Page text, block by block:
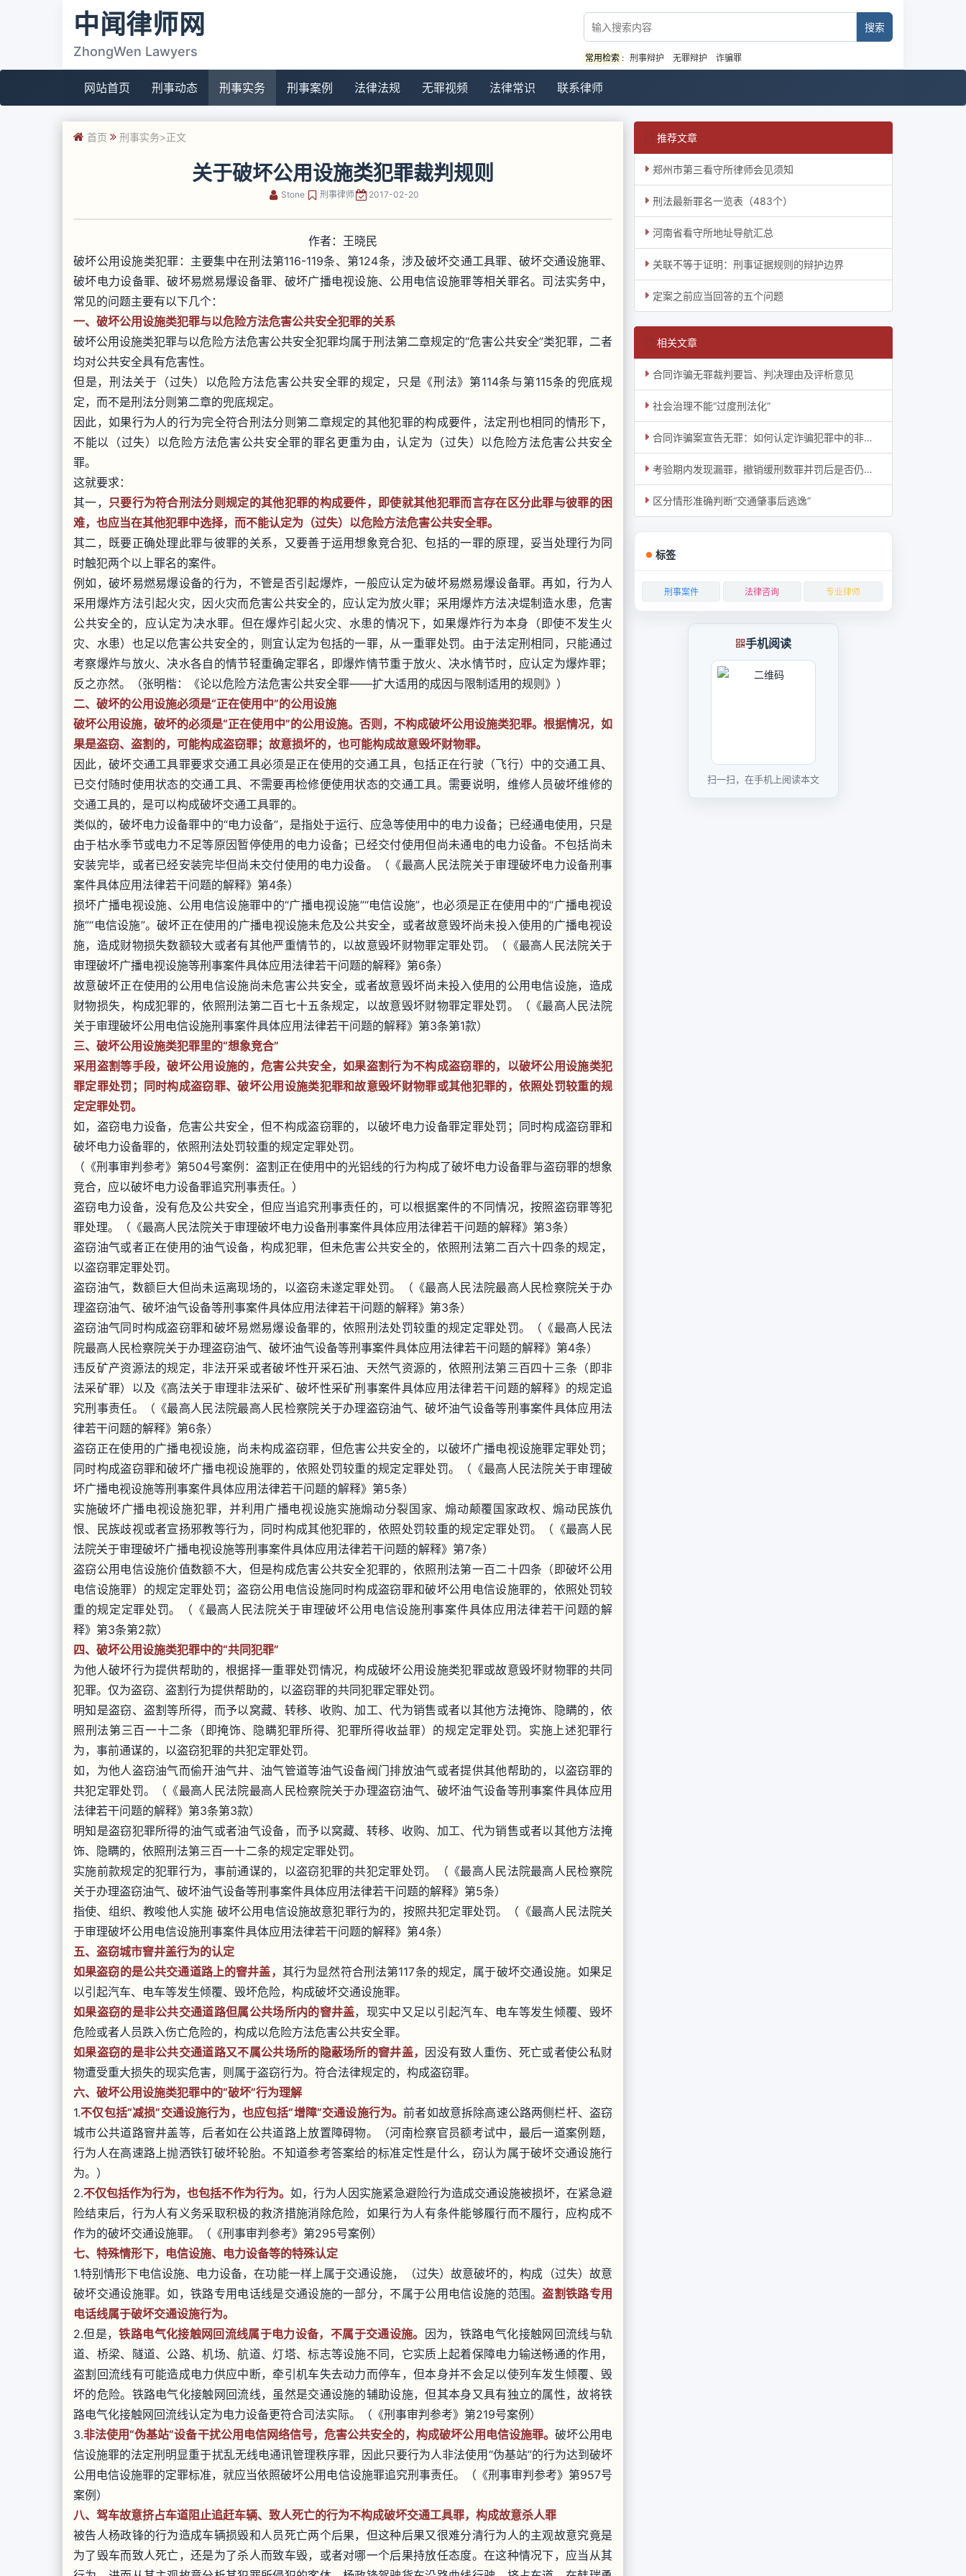
中闻律师网
ZhongWen Lawyers 常用检索 : 刑事辩护 无罪辩护 诈骗罪
网站首页 刑事动态 刑事实务 刑事案例 法律法规 无罪视频 法律常识 联系律师
首页 刑事实务>正文
关于破坏公用设施类犯罪裁判规则
Stone 刑事律师 2017-02-20
作者：王晓民
破坏公用设施类犯罪：主要集中在刑法第116-119条、第124条，涉及破坏交通工具罪、破坏交通设施罪、
破坏电力设备罪、破坏易燃易爆设备罪、破坏广播电视设施、公用电信设施罪等相关罪名。司法实务中，
常见的问题主要有以下几个：
一、破坏公用设施类犯罪与以危险方法危害公共安全犯罪的关系
破坏公用设施类犯罪与以危险方法危害公共安全犯罪均属于刑法第二章规定的“危害公共安全”类犯罪，二者
均对公共安全具有危害性。
但是，刑法关于（过失）以危险方法危害公共安全罪的规定，只是《刑法》第114条与第115条的兜底规
定，而不是刑法分则第二章的兜底规定。
因此，如果行为人的行为完全符合刑法分则第二章规定的其他犯罪的构成要件，法定刑也相同的情形下，
不能以（过失）以危险方法危害公共安全罪的罪名更重为由，认定为（过失）以危险方法危害公共安全
罪。
这就要求：
其一， 只要行为符合刑法分则规定的其他犯罪的构成要件，即使就其他犯罪而言存在区分此罪与彼罪的困
难，也应当在其他犯罪中选择，而不能认定为（过失）以危险方法危害公共安全罪。
其二，既要正确处理此罪与彼罪的关系，又要善于运用想象竞合犯、包括的一罪的原理，妥当处理行为同
时触犯两个以上罪名的案件。
例如，破坏易燃易爆设备的行为，不管是否引起爆炸，一般应认定为破坏易燃易爆设备罪。再如，行为人
采用爆炸方法引起火灾，因火灾而危害公共安全的，应认定为放火罪；采用爆炸方法决堤制造水患，危害
公共安全的，应认定为决水罪。但在爆炸引起火灾、水患的情况下，如果爆炸行为本身（即使不发生火
灾、水患）也足以危害公共安全的，则宜认定为包括的一罪，从一重罪处罚。由于法定刑相同，只能通过
考察爆炸与放火、决水各自的情节轻重确定罪名，即爆炸情节重于放火、决水情节时，应认定为爆炸罪；
反之亦然。（张明楷：《论以危险方法危害公共安全罪——扩大适用的成因与限制适用的规则》）
二、破坏的公用设施必须是“正在使用中”的公用设施
破坏公用设施，破坏的必须是“正在使用中”的公用设施。否则，不构成破坏公用设施类犯罪。根据情况，如
果是盗窃、盗割的，可能构成盗窃罪；故意损坏的，也可能构成故意毁坏财物罪。
因此，破坏交通工具罪要求交通工具必须是正在使用的交通工具，包括正在行驶（飞行）中的交通工具、
已交付随时使用状态的交通工具、不需要再检修便使用状态的交通工具。需要说明，维修人员破坏维修的
交通工具的，是可以构成破坏交通工具罪的。
类似的，破坏电力设备罪中的“电力设备”，是指处于运行、应急等使用中的电力设备；已经通电使用，只是
由于枯水季节或电力不足等原因暂停使用的电力设备；已经交付使用但尚未通电的电力设备。不包括尚未
安装完毕，或者已经安装完毕但尚未交付使用的电力设备。（《最高人民法院关于审理破坏电力设备刑事
案件具体应用法律若干问题的解释》第4条）
损坏广播电视设施、公用电信设施罪中的“广播电视设施”“电信设施”，也必须是正在使用中的“广播电视设
施”“电信设施”。破坏正在使用的广播电视设施未危及公共安全，或者故意毁坏尚未投入使用的广播电视设
施，造成财物损失数额较大或者有其他严重情节的，以故意毁坏财物罪定罪处罚。（《最高人民法院关于
审理破坏广播电视设施等刑事案件具体应用法律若干问题的解释》第6条）
故意破坏正在使用的公用电信设施尚未危害公共安全，或者故意毁坏尚未投入使用的公用电信设施，造成
财物损失，构成犯罪的，依照刑法第二百七十五条规定，以故意毁坏财物罪定罪处罚。（《最高人民法院
关于审理破坏公用电信设施刑事案件具体应用法律若干问题的解释》第3条第1款）
三、破坏公用设施类犯罪里的“想象竞合”
采用盗割等手段，破坏公用设施的，危害公共安全，如果盗割行为不构成盗窃罪的，以破坏公用设施类犯
罪定罪处罚；同时构成盗窃罪、破坏公用设施类犯罪和故意毁坏财物罪或其他犯罪的，依照处罚较重的规
定定罪处罚。
如，盗窃电力设备，危害公共安全，但不构成盗窃罪的，以破坏电力设备罪定罪处罚；同时构成盗窃罪和
破坏电力设备罪的，依照刑法处罚较重的规定定罪处罚。
（《刑事审判参考》第504号案例：盗割正在使用中的光铝线的行为构成了破坏电力设备罪与盗窃罪的想象
竞合，应以破坏电力设备罪追究刑事责任。）
盗窃电力设备，没有危及公共安全，但应当追究刑事责任的，可以根据案件的不同情况，按照盗窃罪等犯
罪处理。（《最高人民法院关于审理破坏电力设备刑事案件具体应用法律若干问题的解释》第3条）
盗窃油气或者正在使用的油气设备，构成犯罪，但未危害公共安全的，依照刑法第二百六十四条的规定，
以盗窃罪定罪处罚。
盗窃油气，数额巨大但尚未运离现场的，以盗窃未遂定罪处罚。（《最高人民法院最高人民检察院关于办
理盗窃油气、破坏油气设备等刑事案件具体应用法律若干问题的解释》第3条）
盗窃油气同时构成盗窃罪和破坏易燃易爆设备罪的，依照刑法处罚较重的规定定罪处罚。（《最高人民法
院最高人民检察院关于办理盗窃油气、破坏油气设备等刑事案件具体应用法律若干问题的解释》第4条）
违反矿产资源法的规定，非法开采或者破坏性开采石油、天然气资源的，依照刑法第三百四十三条（即非
法采矿罪）以及《高法关于审理非法采矿、破坏性采矿刑事案件具体应用法律若干问题的解释》的规定追
究刑事责任。（《最高人民法院最高人民检察院关于办理盗窃油气、破坏油气设备等刑事案件具体应用法
律若干问题的解释》第6条）
盗窃正在使用的广播电视设施，尚未构成盗窃罪，但危害公共安全的，以破坏广播电视设施罪定罪处罚；
同时构成盗窃罪和破坏广播电视设施罪的，依照处罚较重的规定定罪处罚。（《最高人民法院关于审理破
坏广播电视设施等刑事案件具体应用法律若干问题的解释》第5条）
实施破坏广播电视设施犯罪，并利用广播电视设施实施煽动分裂国家、煽动颠覆国家政权、煽动民族仇
恨、民族歧视或者宣扬邪教等行为，同时构成其他犯罪的，依照处罚较重的规定定罪处罚。（《最高人民
法院关于审理破坏广播电视设施等刑事案件具体应用法律若干问题的解释》第7条）
盗窃公用电信设施价值数额不大，但是构成危害公共安全犯罪的，依照刑法第一百二十四条（即破坏公用
电信设施罪）的规定定罪处罚；盗窃公用电信设施同时构成盗窃罪和破坏公用电信设施罪的，依照处罚较
重的规定定罪处罚。（《最高人民法院关于审理破坏公用电信设施刑事案件具体应用法律若干问题的解
释》第3条第2款）
四、破坏公用设施类犯罪中的“共同犯罪”
为他人破坏行为提供帮助的，根据择一重罪处罚情况，构成破坏公用设施类犯罪或故意毁坏财物罪的共同
犯罪。仅为盗窃、盗割行为提供帮助的，以盗窃罪的共同犯罪定罪处罚。
明知是盗窃、盗割等所得，而予以窝藏、转移、收购、加工、代为销售或者以其他方法掩饰、隐瞒的，依
照刑法第三百一十二条（即掩饰、隐瞒犯罪所得、犯罪所得收益罪）的规定定罪处罚。实施上述犯罪行
为，事前通谋的，以盗窃犯罪的共犯定罪处罚。
如，为他人盗窃油气而偷开油气井、油气管道等油气设备阀门排放油气或者提供其他帮助的，以盗窃罪的
共犯定罪处罚。（《最高人民法院最高人民检察院关于办理盗窃油气、破坏油气设备等刑事案件具体应用
法律若干问题的解释》第3条第3款）
明知是盗窃犯罪所得的油气或者油气设备，而予以窝藏、转移、收购、加工、代为销售或者以其他方法掩
饰、隐瞒的，依照刑法第三百一十二条的规定定罪处罚。
实施前款规定的犯罪行为，事前通谋的，以盗窃犯罪的共犯定罪处罚。（《最高人民法院最高人民检察院
关于办理盗窃油气、破坏油气设备等刑事案件具体应用法律若干问题的解释》第5条）
指使、组织、教唆他人实施 破坏公用电信设施故意犯罪行为的，按照共犯定罪处罚。（《最高人民法院关
于审理破坏公用电信设施刑事案件具体应用法律若干问题的解释》第4条）
五、盗窃城市窨井盖行为的认定
如果盗窃的是公共交通道路上的窨井盖， 其行为显然符合刑法第117条的规定，属于破坏交通设施。如果足
以引起汽车、电车等发生倾覆、毁坏危险，构成破坏交通设施罪。
如果盗窃的是非公共交通道路但属公共场所内的窨井盖，现实中又足以引起汽车、电车等发生倾覆、毁坏
危险或者人员跌入伤亡危险的，构成以危险方法危害公共安全罪。
如果盗窃的是非公共交通道路又不属公共场所的隐蔽场所的窨井盖， 因没有致人重伤、死亡或者使公私财
物遭受重大损失的现实危害，则属于盗窃行为。符合法律规定的，构成盗窃罪。
六、破坏公用设施类犯罪中的“破坏”行为理解
1.不仅包括“减损”交通设施行为，也应包括“增障”交通设施行为。前者如故意拆除高速公路两侧栏杆、盗窃
城市公共道路窨井盖等，后者如在公共道路上放置障碍物。（河南检察官员额考试中，最后一道案例题，
行为人在高速路上抛洒铁钉破坏轮胎。不知道参考答案给的标准定性是什么，窃认为属于破坏交通设施行
为。）
2.不仅包括作为行为，也包括不作为行为。 如，行为人因实施紧急避险行为造成交通设施被损坏，在紧急避
险结束后，行为人有义务采取积极的救济措施消除危险，如果行为人有条件能够履行而不履行，应构成不
作为的破坏交通设施罪。（《刑事审判参考》第295号案例）
七、特殊情形下，电信设施、电力设备等的特殊认定
1.特别情形下电信设施、电力设备，在功能一样上属于交通设施，（过失）故意破坏的，构成（过失）故意
破坏交通设施罪。如，铁路专用电话线是交通设施的一部分，不属于公用电信设施的范围。盗割铁路专用
电话线属于破坏交通设施行为。
2.但是，铁路电气化接触网回流线属于电力设备，不属于交通设施。 因为，铁路电气化接触网回流线与轨
道、桥梁、隧道、公路、机场、航道、灯塔、标志等设施不同，它实质上起着保障电力输送畅通的作用，
盗割回流线有可能造成电力供应中断，牵引机车失去动力而停车，但本身并不会足以使列车发生倾覆、毁
坏的危险。铁路电气化接触网回流线，虽然是交通设施的辅助设施，但其本身又具有独立的属性，故将铁
路电气化接触网回流线认定为电力设备更符合司法实际。（《刑事审判参考》第219号案例）
3.非法使用“伪基站”设备干扰公用电信网络信号，危害公共安全的，构成破坏公用电信设施罪。 破坏公用电
信设施罪的法定刑明显重于扰乱无线电通讯管理秩序罪，因此只要行为人非法使用“伪基站”的行为达到破坏
公用电信设施罪的定罪标准，就应当依照破坏公用电信设施罪追究刑事责任。（《刑事审判参考》第957号
案例）
八、驾车故意挤占车道阻止追赶车辆、致人死亡的行为不构成破坏交通工具罪，构成故意杀人罪
被告人杨政锋的行为造成车辆损毁和人员死亡两个后果，但这种后果又很难分清行为人的主观故意究竟是
为了毁车而致人死亡，还是为了杀人而致车毁，或者对哪一个后果持放任态度。在这种情况下，应当从其
推荐文章
郑州市第三看守所律师会见须知
刑法最新罪名一览表（483个）
河南省看守所地址导航汇总
关联不等于证明：刑事证据规则的辩护边界
定案之前应当回答的五个问题
相关文章
合同诈骗无罪裁判要旨、判决理由及评析意见
社会治理不能“过度刑法化”
合同诈骗案宣告无罪：如何认定诈骗犯罪中的非法占有目的？
考验期内发现漏罪，撤销缓刑数罪并罚后是否仍可缓
区分情形准确判断“交通肇事后逃逸”
标签
刑事案件 法律咨询 专业律师
手机阅读
扫一扫，在手机上阅读本文